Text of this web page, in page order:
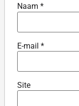
Naam *
E-mail *
Site